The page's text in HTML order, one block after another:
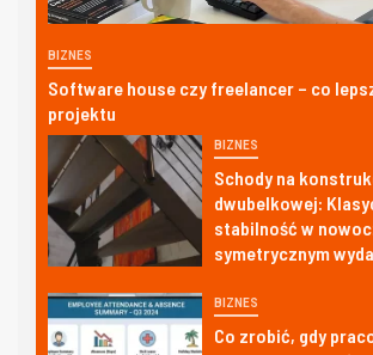
BIZNES
Software house czy freelancer – co
projektu
BIZNES
Schody na
dwubelkowej:
stabilność w
symetrycznym
BIZNES
Co zrobić, gdy